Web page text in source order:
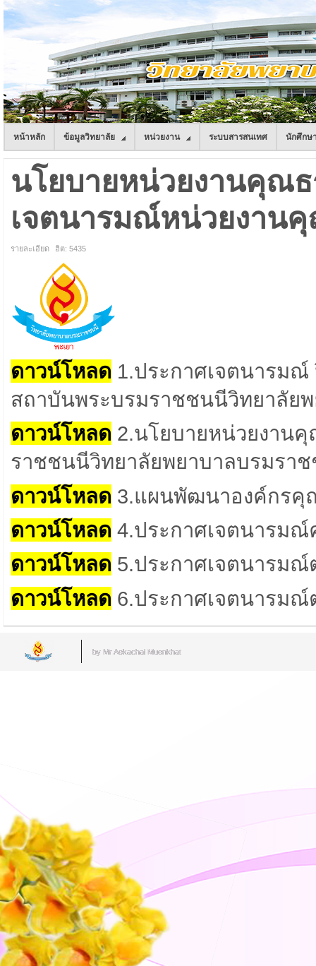
หน้าหลัก ข้อมูลวิทยาลัย หน่วยงาน ระบบสารสนเทศ นักศึกษ
นโยบายหน่วยงานคุณ
เจตนารมณ์หน่วยงาน
รายละเอียด ฮิต: 5435
ดาวน์โหลด 1.ประกาศเจตนารม
สถาบันพระบรมราชชนนีวิทยาลัย
ดาวน์โหลด 2.นโยบายหน่วยงาน
ราชชนนีวิทยาลัยพยาบาลบรมราช
ดาวน์โหลด 3.แผนพัฒนาองค์กร
ดาวน์โหลด 4.ประกาศเจตนารม
ดาวน์โหลด 5.ประกาศเจตนารม
ดาวน์โหลด 6.ประกาศเจตนารม
by Mr.Aekachai Muenkhat